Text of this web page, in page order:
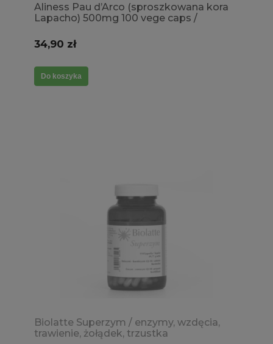
Aliness Pau d’Arco (sproszkowana kora
Lapacho) 500mg 100 vege caps /
34,90 zł
Do koszyka
Biolatte Superzym / enzymy, wzdęcia,
trawienie, żołądek, trzustka